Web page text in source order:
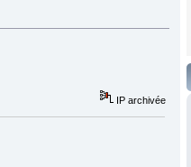
IP archivée